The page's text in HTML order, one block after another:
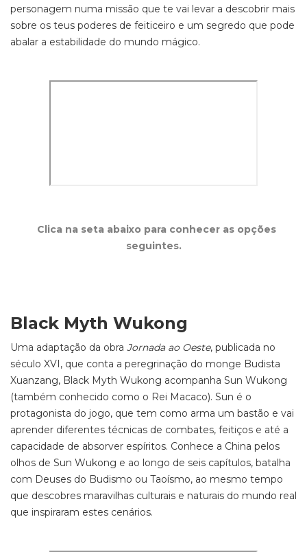
personagem numa missão que te vai levar a descobrir mais
sobre os teus poderes de feiticeiro e um segredo que pode
abalar a estabilidade do mundo mágico.
Clica na seta abaixo para conhecer as opções
seguintes.
Black Myth Wukong
Uma adaptação da obra Jornada ao Oeste, publicada no
século XVI, que conta a peregrinação do monge Budista
Xuanzang, Black Myth Wukong acompanha Sun Wukong
(também conhecido como o Rei Macaco). Sun é o
protagonista do jogo, que tem como arma um bastão e vai
aprender diferentes técnicas de combates, feitiços e até a
capacidade de absorver espíritos. Conhece a China pelos
olhos de Sun Wukong e ao longo de seis capítulos, batalha
com Deuses do Budismo ou Taoísmo, ao mesmo tempo
que descobres maravilhas culturais e naturais do mundo real
que inspiraram estes cenários.